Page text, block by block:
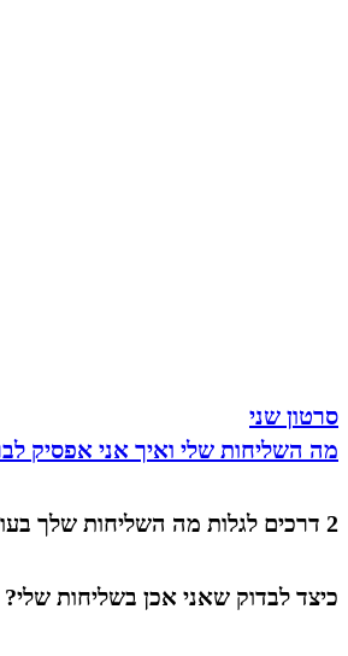
סרטון שני
מה השליחות שלי ואיך אני אפסיק
2 דרכים לגלות מה השליחות שלך בעולם הזה
כיצד לבדוק שאני אכן בשליחות שלי?